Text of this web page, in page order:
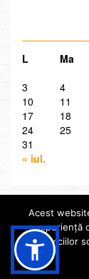
L Ma
3
4
10
11
17
18
24
25
31
« iul.
© Școala 14
Acest
experiență
serviciilor